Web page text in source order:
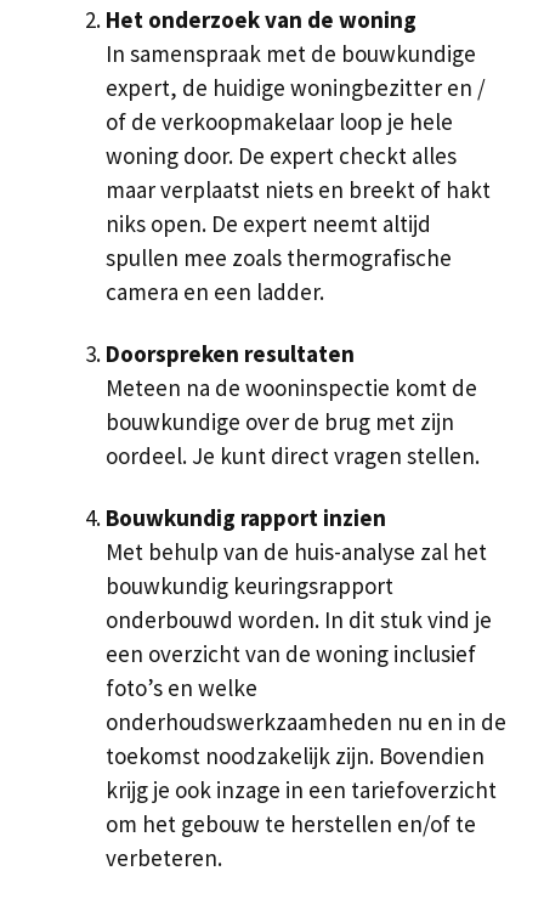
Het onderzoek van de woning
In samenspraak met de bouwkundige
expert, de huidige woningbezitter en /
of de verkoopmakelaar loop je hele
woning door. De expert checkt alles
maar verplaatst niets en breekt of hakt
niks open. De expert neemt altijd
spullen mee zoals thermografische
camera en een ladder.
Doorspreken resultaten
Meteen na de wooninspectie komt de
bouwkundige over de brug met zijn
oordeel. Je kunt direct vragen stellen.
Bouwkundig rapport inzien
Met behulp van de huis-analyse zal het
bouwkundig keuringsrapport
onderbouwd worden. In dit stuk vind je
een overzicht van de woning inclusief
foto’s en welke
onderhoudswerkzaamheden nu en in de
toekomst noodzakelijk zijn. Bovendien
krijg je ook inzage in een tariefoverzicht
om het gebouw te herstellen en/of te
verbeteren.